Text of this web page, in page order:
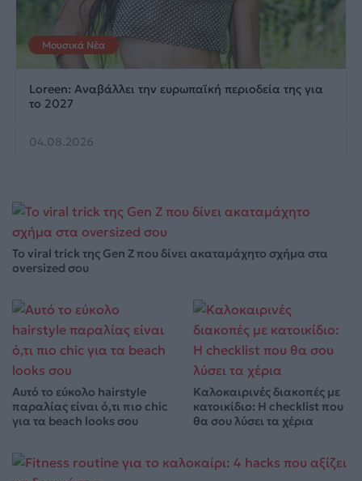
Μουσικά Νέα
Loreen: Αναβάλλει την ευρωπαϊκή περιοδεία της για
το 2027
04.08.2026
Το viral trick της Gen Z που δίνει ακαταμάχητο σχήμα στα
oversized σου
Αυτό το εύκολο hairstyle
παραλίας είναι ό,τι πιο chic
για τα beach looks σου
Καλοκαιρινές διακοπές με
κατοικίδιο: Η checklist που
θα σου λύσει τα χέρια